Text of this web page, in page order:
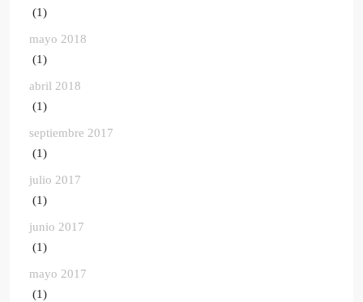
(1)
mayo 2018
(1)
abril 2018
(1)
septiembre 2017
(1)
julio 2017
(1)
junio 2017
(1)
mayo 2017
(1)